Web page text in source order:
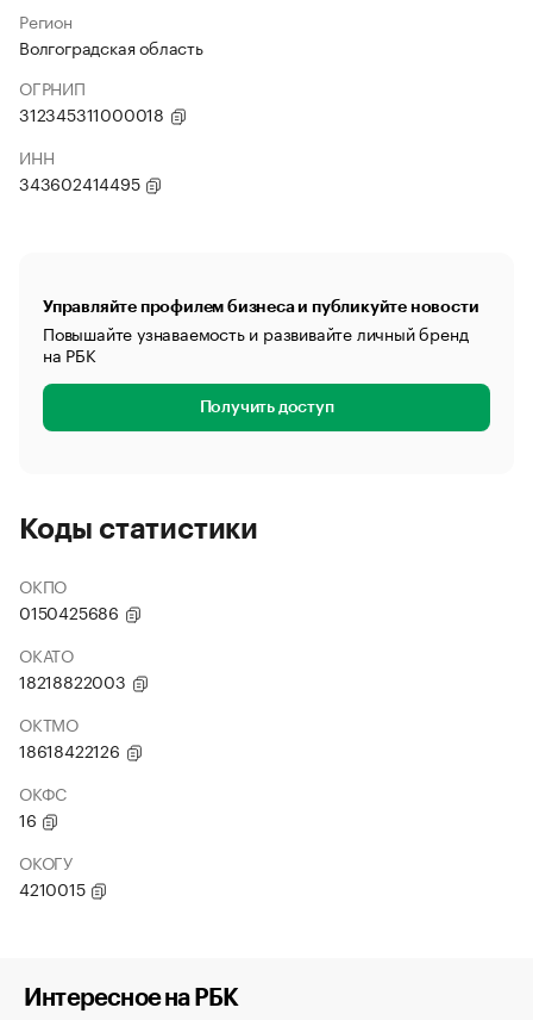
Регион
Волгоградская область
ОГРНИП
312345311000018
ИНН
343602414495
Управляйте профилем бизнеса и публикуйте новости
Повышайте узнаваемость и развивайте личный бренд
на РБК
Получить доступ
Коды статистики
ОКПО
0150425686
ОКАТО
18218822003
ОКТМО
18618422126
ОКФС
16
ОКОГУ
4210015
Интересное на РБК